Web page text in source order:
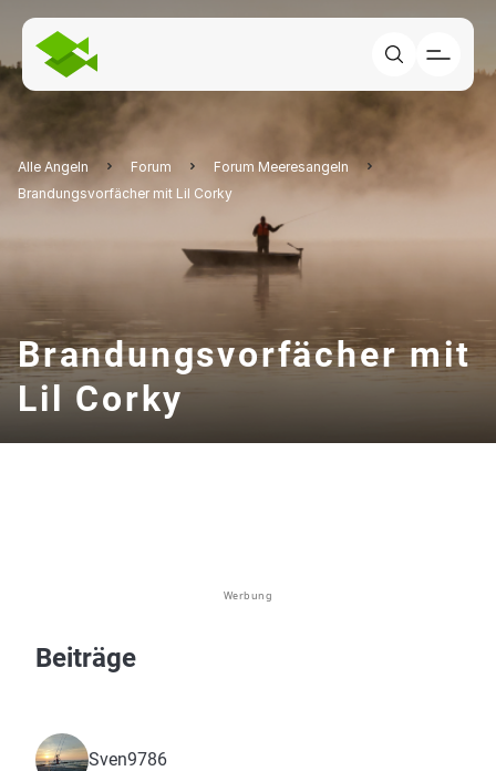
Alle Angeln Forum
Forum Meeresangeln
Brandungsvorfächer mit Lil Corky
Brandungsvorfächer mit
Lil Corky
Werbung
Beiträge
Sven9786